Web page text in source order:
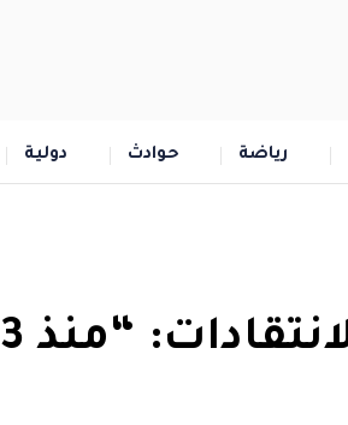
رياضة حوادث دولية